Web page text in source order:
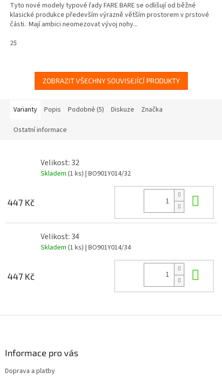
Tyto nové modely typové řady FARE BARE se odlišují od běžné
klasické produkce především výrazně větším prostorem v prstové
části. Mají ambici neomezovat vývoj nohy...
25
ZOBRAZIT VŠECHNY SOUVISEJÍCÍ PRODUKTY
Varianty Popis Podobné (5) Diskuze Značka
Ostatní informace
Velikost: 32
Skladem (1 ks) | BO901Y014/32
447 Kč
Velikost: 34
Skladem (1 ks) | BO901Y014/34
447 Kč
Informace pro vás
Doprava a platby